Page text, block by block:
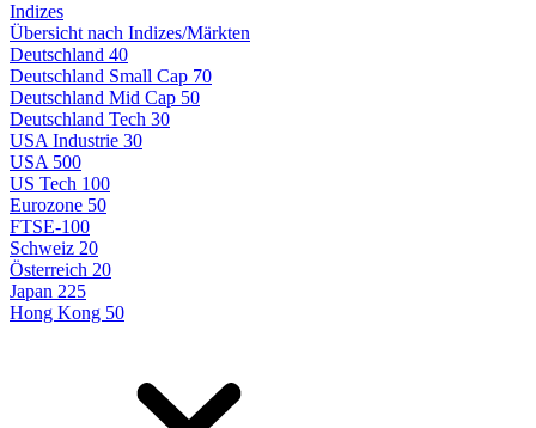
Indizes
Übersicht nach Indizes/Märkten
Deutschland 40
Deutschland Small Cap 70
Deutschland Mid Cap 50
Deutschland Tech 30
USA Industrie 30
USA 500
US Tech 100
Eurozone 50
FTSE-100
Schweiz 20
Österreich 20
Japan 225
Hong Kong 50